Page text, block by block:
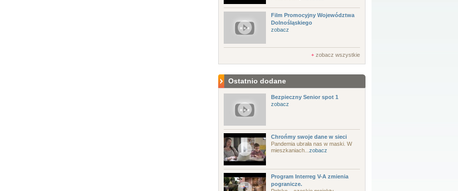
Film Promocyjny Województwa
Dolnośląskiego
zobacz
+ zobacz wszystkie
Ostatnio dodane
Bezpieczny Senior spot 1
zobacz
Chrońmy swoje dane w sieci
Pandemia ubrała nas w maski. W
mieszkaniach... zobacz
Program Interreg V-A zmienia
pogranicze.